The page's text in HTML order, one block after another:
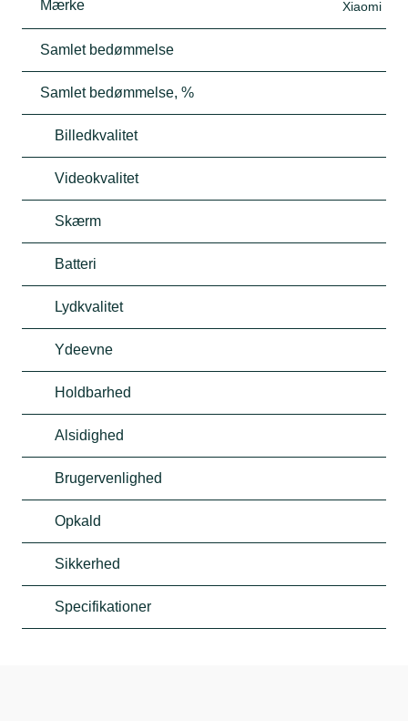
Mærke Xiaomi
Samlet bedømmelse
Samlet bedømmelse, %
Billedkvalitet
Videokvalitet
Skærm
Batteri
Lydkvalitet
Ydeevne
Holdbarhed
Alsidighed
Brugervenlighed
Opkald
Sikkerhed
Specifikationer